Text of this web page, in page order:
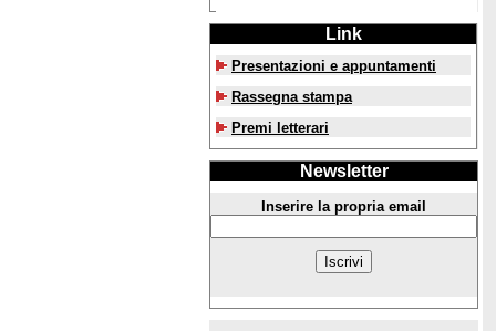
Link
Presentazioni e appuntamenti
Rassegna stampa
Premi letterari
Newsletter
Inserire la propria email